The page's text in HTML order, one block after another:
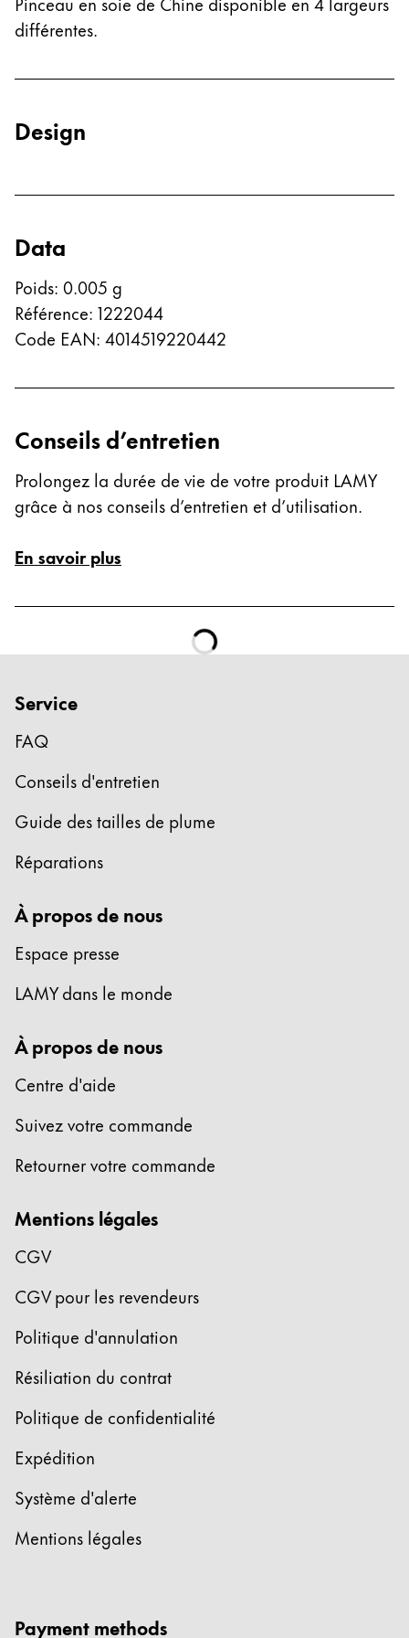
Entreprise
Corporate Culture
Design
Responsabilité
Carrière
À propos de votre commande
FR/HT
Global
Europe
Cette région répertorie les pays et les langues
Greece
Ελληνικά
polski
Sweden
Türkçe
Amérique centrale & Caraïbes
Amérique du Nord
Cette région répertorie les pays et les langues
Amérique du Sud
Cette région répertorie les pays et les langues
português
Chile
español
español
Afrique
South Africa
Asie-Pacifique
Australia
中文
South Korea
한국어
New Zealand
English
Philippines
English
Singapore
Créer un compte
Créer un compte
différentes.
Design
Data
Poids: 0.005 g
Référence: 1222044
Code EAN: 4014519220442
Conseils d’entretien
Prolongez la durée de vie de votre produit LAMY
grâce à nos conseils d’entretien et d’utilisation.
En savoir plus
Service
FAQ
Conseils d'entretien
Guide des tailles de plume
Réparations
À propos de nous
Espace presse
LAMY dans le monde
À propos de nous
Centre d'aide
Suivez votre commande
Retourner votre commande
Mentions légales
CGV
CGV pour les revendeurs
Politique d'annulation
Résiliation du contrat
Politique de confidentialité
Expédition
Système d'alerte
Mentions légales
Payment methods